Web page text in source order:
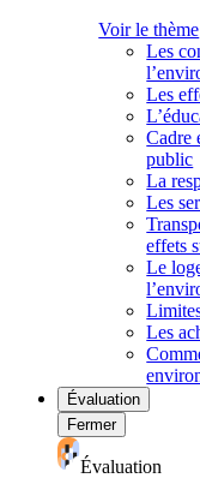
Voir le thème
Les
Les
Cadre
public
La
Les
effets
Le
Les
Évaluation
Fermer
Évaluation